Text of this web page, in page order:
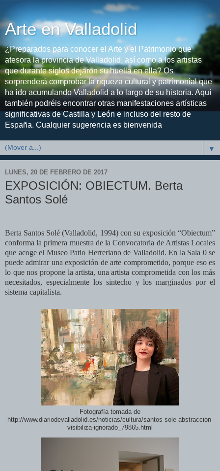
Arte en Valladolid
¿Preparados para conocer el Arte y el Patrimonio que
atesora la provincia de Valladolid, así como a los artistas
que durante siglos dejaron su huella en ella? Os
sorprenderá comprobar la riqueza cultural y patrimonial que
ha ido acumulando Valladolid a lo largo de su historia. Aquí
también podréis encontrar otras manifestaciones artísticas
significativas de Castilla y León e incluso del resto de
España. Cualquier sugerencia es bienvenida
▼
LUNES, 20 DE FEBRERO DE 2017
EXPOSICIÓN: OBIECTUM. Berta
Santos Solé
Berta Santos Solé (Valladolid, 1994) con su exposición “Obiectum”
conforma la primera muestra de la Convocatoria de Artistas Locales
que acoge el Museo Patio Herreriano de Valladolid. En la Sala 0 se
puede admirar una exposición de arte comprometido, porque eso es
lo que nos propone la artista, una artista comprometida con los más
necesitados, especialmente los sintecho y los marginados por el
sistema capitalista.
Fotografía tomada de
http://www.diariodevalladolid.es/noticias/cultura/santos-sole-abstraccion-
visibiliza-ignorado_79865.html